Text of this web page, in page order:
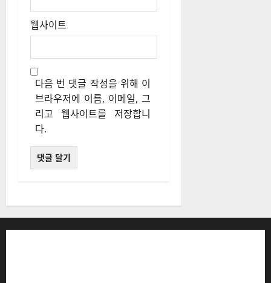
웹사이트
다음 번 댓글 작성을 위해 이
브라우저에 이름, 이메일, 그
리고 웹사이트를 저장합니
다.